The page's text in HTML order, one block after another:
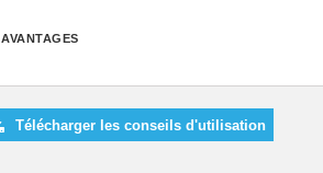
AVANTAGES
Télécharger les conseils d'utilisation